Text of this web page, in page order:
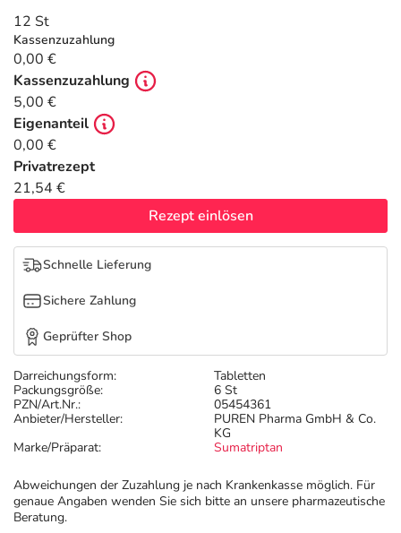
Tierapotheke
Vitamine & Mineralstoffe
Marken
Salus Deals
Darreichungsform:
Tabletten
Packungsgröße:
6 St
PZN/Art.Nr.:
05454361
Anbieter/Hersteller:
PUREN Pharma GmbH & Co.
KG
Marke/Präparat:
Sumatriptan
Abweichungen der Zuzahlung je nach Krankenkasse möglich. Für
genaue Angaben wenden Sie sich bitte an unsere pharmazeutische
Beratung.
12 St
Kassenzuzahlung
0,00 €
Kassenzuzahlung
5,00 €
Eigenanteil
0,00 €
Privatrezept
21,54 €
Rezept einlösen
Schnelle Lieferung
Sichere Zahlung
Geprüfter Shop